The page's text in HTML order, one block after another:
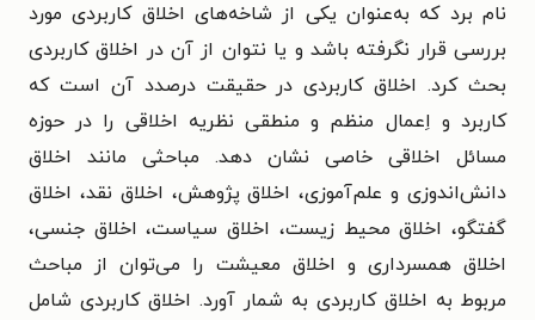
نام برد که به‌عنوان یکی از شاخه‌های اخلاق کاربردی مورد
بررسی قرار نگرفته باشد و یا نتوان از آن در اخلاق کاربردی
بحث کرد. اخلاق کاربردی در حقیقت درصدد آن است که
کاربرد و اِعمال منظم و منطقی نظریه اخلاقی را در حوزه
مسائل اخلاقی خاصی نشان دهد. مباحثی مانند اخلاق
دانش‌اندوزی و علم‌آموزی، اخلاق پژوهش، اخلاق نقد، اخلاق
گفتگو، اخلاق محیط زیست، اخلاق سیاست، اخلاق جنسی،
اخلاق همسرداری و اخلاق معیشت را می‌توان از مباحث
مربوط به اخلاق کاربردی به شمار آورد. اخلاق کاربردی شامل